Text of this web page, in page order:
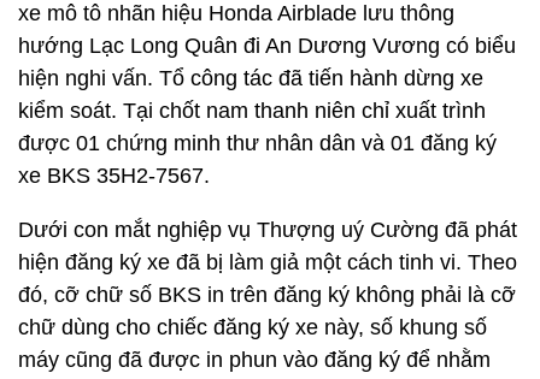
xe mô tô nhãn hiệu Honda Airblade lưu thông
hướng Lạc Long Quân đi An Dương Vương có biểu
hiện nghi vấn. Tổ công tác đã tiến hành dừng xe
kiểm soát. Tại chốt nam thanh niên chỉ xuất trình
được 01 chứng minh thư nhân dân và 01 đăng ký
xe BKS 35H2-7567.
Dưới con mắt nghiệp vụ Thượng uý Cường đã phát
hiện đăng ký xe đã bị làm giả một cách tinh vi. Theo
đó, cỡ chữ số BKS in trên đăng ký không phải là cỡ
chữ dùng cho chiếc đăng ký xe này, số khung số
máy cũng đã được in phun vào đăng ký để nhằm